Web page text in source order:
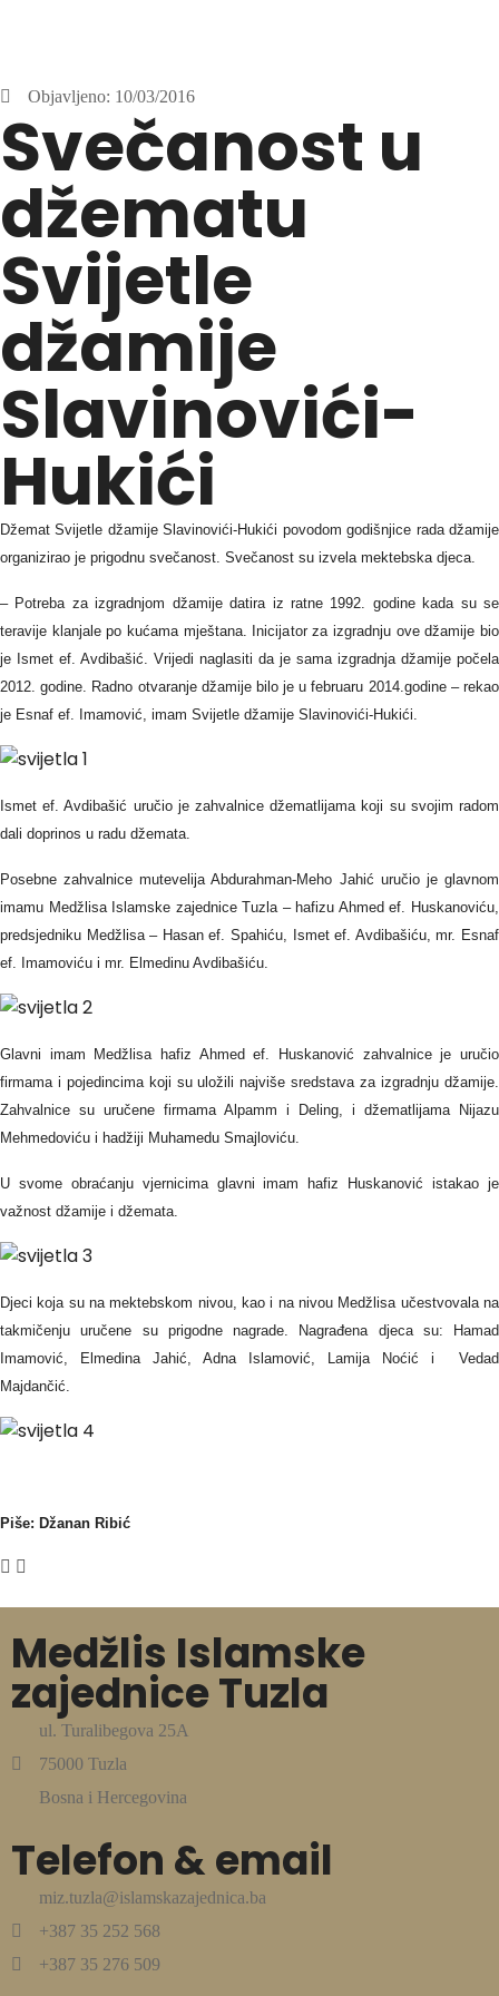
Objavljeno: 10/03/2016
Svečanost u
džematu
Svijetle
džamije
Slavinovići-
Hukići
Džemat Svijetle džamije Slavinovići-Hukići povodom godišnjice rada džamije
organizirao je prigodnu svečanost. Svečanost su izvela mektebska djeca.
– Potreba za izgradnjom džamije datira iz ratne 1992. godine kada su se
teravije klanjale po kućama mještana. Inicijator za izgradnju ove džamije bio
je Ismet ef. Avdibašić. Vrijedi naglasiti da je sama izgradnja džamije počela
2012. godine. Radno otvaranje džamije bilo je u februaru 2014.godine – rekao
je Esnaf ef. Imamović, imam Svijetle džamije Slavinovići-Hukići.
Ismet ef. Avdibašić uručio je zahvalnice džematlijama koji su svojim radom
dali doprinos u radu džemata.
Posebne zahvalnice mutevelija Abdurahman-Meho Jahić uručio je glavnom
imamu Medžlisa Islamske zajednice Tuzla – hafizu Ahmed ef. Huskanoviću,
predsjedniku Medžlisa – Hasan ef. Spahiću, Ismet ef. Avdibašiću, mr. Esnaf
ef. Imamoviću i mr. Elmedinu Avdibašiću.
Glavni imam Medžlisa hafiz Ahmed ef. Huskanović zahvalnice je uručio
firmama i pojedincima koji su uložili najviše sredstava za izgradnju džamije.
Zahvalnice su uručene firmama Alpamm i Deling, i džematlijama Nijazu
Mehmedoviću i hadžiji Muhamedu Smajloviću.
U svome obraćanju vjernicima glavni imam hafiz Huskanović istakao je
važnost džamije i džemata.
Djeci koja su na mektebskom nivou, kao i na nivou Medžlisa učestvovala na
takmičenju uručene su prigodne nagrade. Nagrađena djeca su: Hamad
Imamović, Elmedina Jahić, Adna Islamović, Lamija Noćić i Vedad
Majdančić.
Piše: Džanan Ribić
Medžlis Islamske
zajednice Tuzla
ul. Turalibegova 25A
75000 Tuzla
Bosna i Hercegovina
Telefon & email
miz.tuzla@islamskazajednica.ba
+387 35 252 568
+387 35 276 509